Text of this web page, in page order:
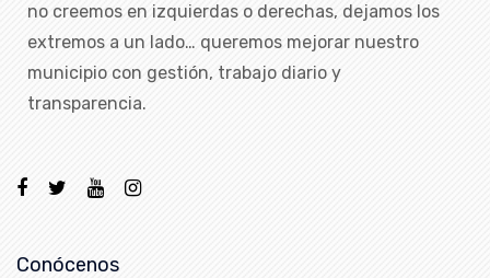
no creemos en izquierdas o derechas, dejamos los
extremos a un lado… queremos mejorar nuestro
municipio con gestión, trabajo diario y
transparencia.
Conócenos